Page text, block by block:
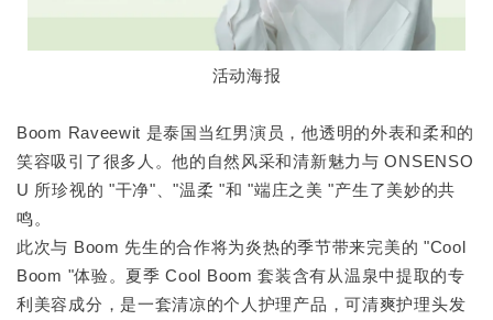
活动海报
Boom Raveewit 是泰国当红男演员，他透明的外表和柔和的
笑容吸引了很多人。他的自然风采和清新魅力与 ONSENSO
U 所珍视的 "干净"、"温柔 "和 "端庄之美 "产生了美妙的共
鸣。
此次与 Boom 先生的合作将为炎热的季节带来完美的 "Cool
Boom "体验。夏季 Cool Boom 套装含有从温泉中提取的专
利美容成分，是一套清凉的个人护理产品，可清爽护理头发